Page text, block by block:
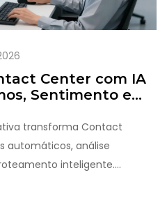
Center com IA
Sentimento e
transforma Contact
automáticos, análise
inteligente.
e melhorar a experiência do